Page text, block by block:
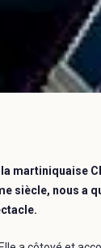
martiniquaise
siècle, nous a